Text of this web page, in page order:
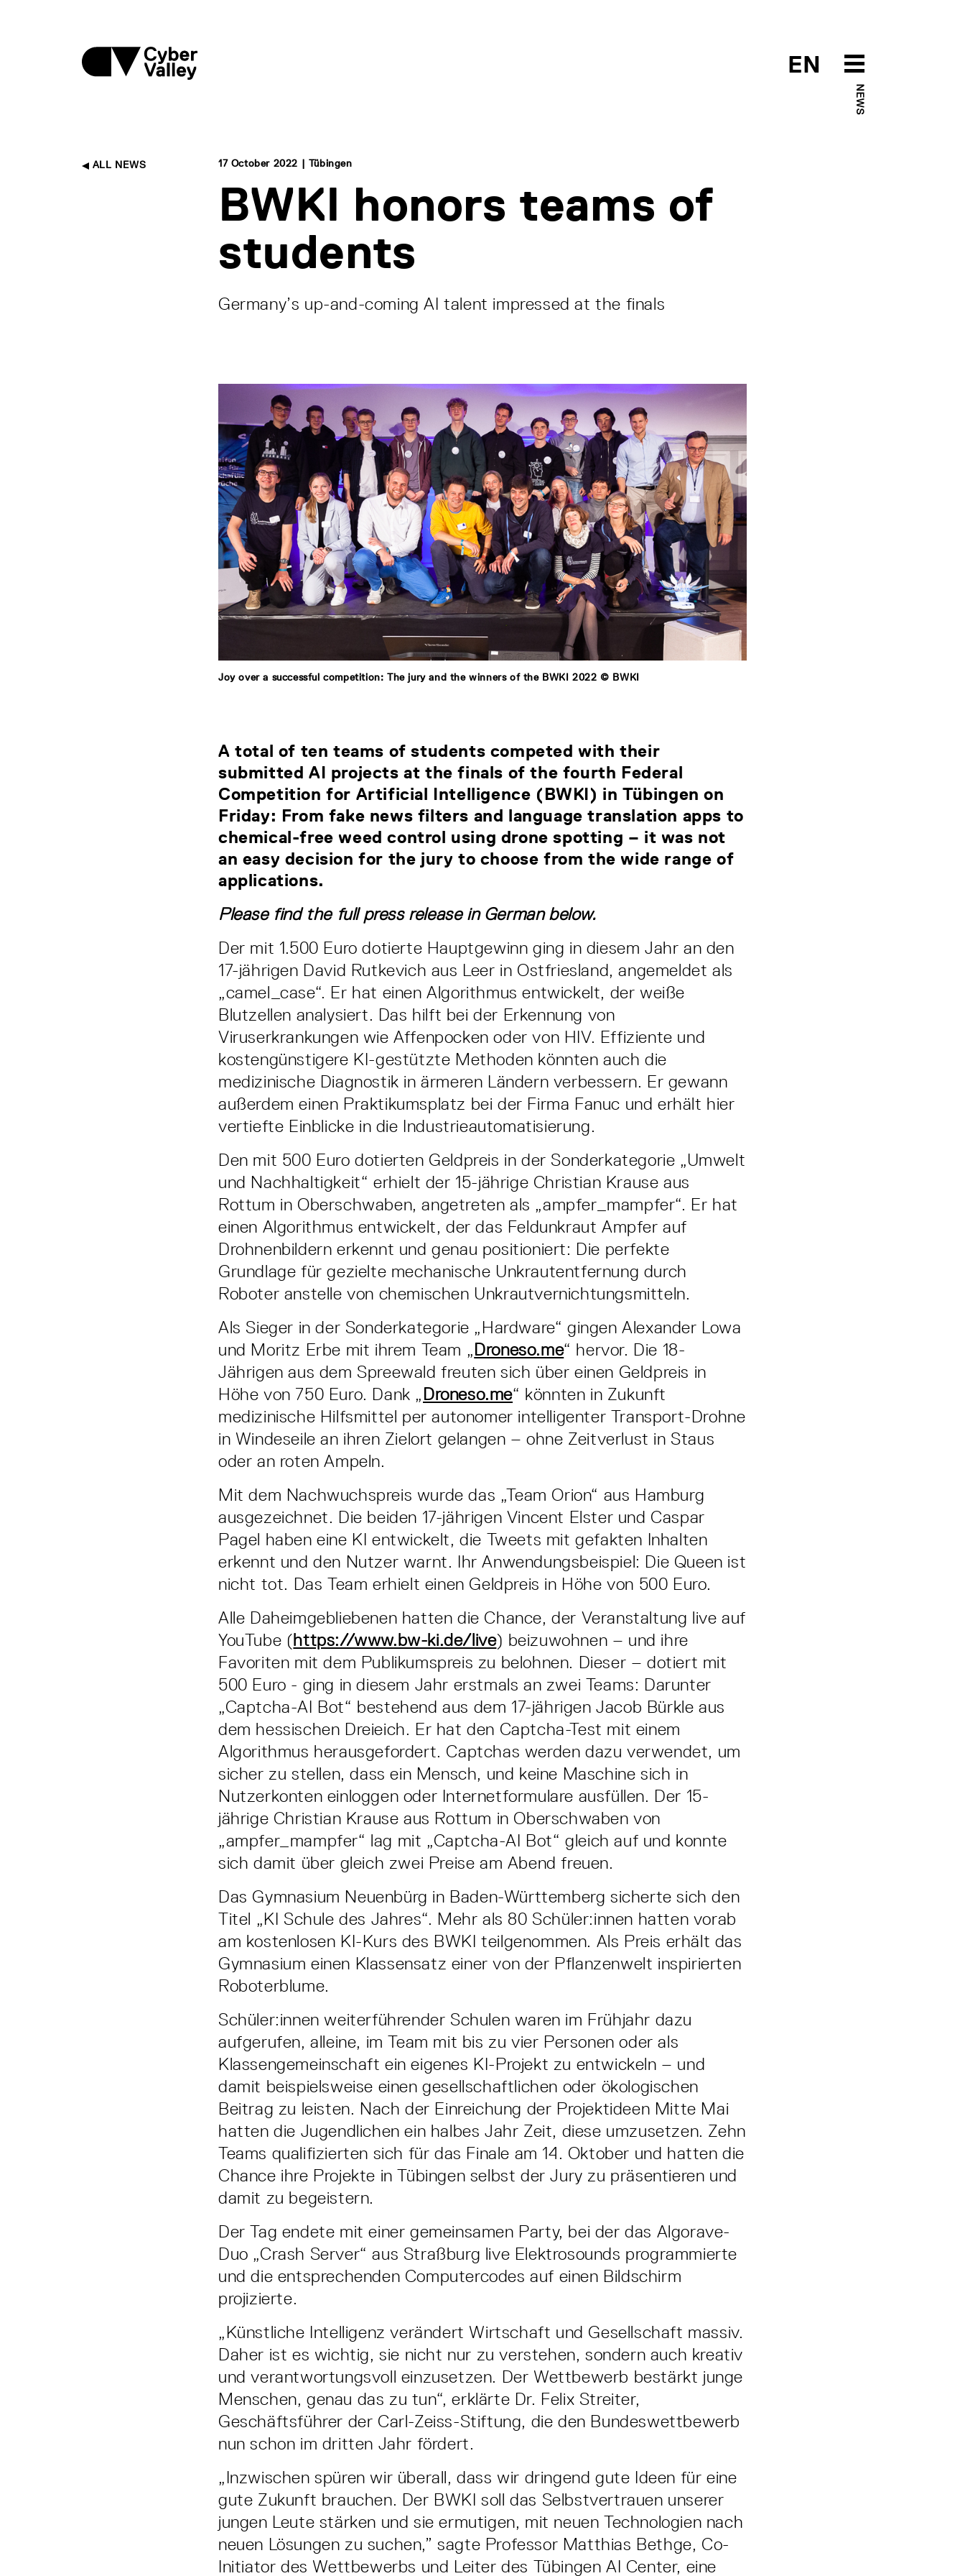
EN
NEWS
ALL NEWS 17 October 2022 | Tübingen
BWKI honors teams of
students
Germany’s up-and-coming AI talent impressed at the finals
Joy over a successful competition: The jury and the winners of the BWKI 2022 © BWKI
A total of ten teams of students competed with their
submitted AI projects at the finals of the fourth Federal
Competition for Artificial Intelligence (BWKI) in Tübingen on
Friday: From fake news filters and language translation apps to
chemical-free weed control using drone spotting – it was not
an easy decision for the jury to choose from the wide range of
applications.
Please find the full press release in German below.
Der mit 1.500 Euro dotierte Hauptgewinn ging in diesem Jahr an den
17-jährigen David Rutkevich aus Leer in Ostfriesland, angemeldet als
„camel_case“. Er hat einen Algorithmus entwickelt, der weiße
Blutzellen analysiert. Das hilft bei der Erkennung von
Viruserkrankungen wie Affenpocken oder von HIV. Effiziente und
kostengünstigere KI-gestützte Methoden könnten auch die
medizinische Diagnostik in ärmeren Ländern verbessern. Er gewann
außerdem einen Praktikumsplatz bei der Firma Fanuc und erhält hier
vertiefte Einblicke in die Industrieautomatisierung.
Den mit 500 Euro dotierten Geldpreis in der Sonderkategorie „Umwelt
und Nachhaltigkeit“ erhielt der 15-jährige Christian Krause aus
Rottum in Oberschwaben, angetreten als „ampfer_mampfer“. Er hat
einen Algorithmus entwickelt, der das Feldunkraut Ampfer auf
Drohnenbildern erkennt und genau positioniert: Die perfekte
Grundlage für gezielte mechanische Unkrautentfernung durch
Roboter anstelle von chemischen Unkrautvernichtungsmitteln.
Als Sieger in der Sonderkategorie „Hardware“ gingen Alexander Lowa
und Moritz Erbe mit ihrem Team „Droneso.me“ hervor. Die 18-
Jährigen aus dem Spreewald freuten sich über einen Geldpreis in
Höhe von 750 Euro. Dank „Droneso.me“ könnten in Zukunft
medizinische Hilfsmittel per autonomer intelligenter Transport-Drohne
in Windeseile an ihren Zielort gelangen – ohne Zeitverlust in Staus
oder an roten Ampeln.
Mit dem Nachwuchspreis wurde das „Team Orion“ aus Hamburg
ausgezeichnet. Die beiden 17-jährigen Vincent Elster und Caspar
Pagel haben eine KI entwickelt, die Tweets mit gefakten Inhalten
erkennt und den Nutzer warnt. Ihr Anwendungsbeispiel: Die Queen ist
nicht tot. Das Team erhielt einen Geldpreis in Höhe von 500 Euro.
Alle Daheimgebliebenen hatten die Chance, der Veranstaltung live auf
YouTube (https://www.bw-ki.de/live) beizuwohnen – und ihre
Favoriten mit dem Publikumspreis zu belohnen. Dieser – dotiert mit
500 Euro - ging in diesem Jahr erstmals an zwei Teams: Darunter
„Captcha-AI Bot“ bestehend aus dem 17-jährigen Jacob Bürkle aus
dem hessischen Dreieich. Er hat den Captcha-Test mit einem
Algorithmus herausgefordert. Captchas werden dazu verwendet, um
sicher zu stellen, dass ein Mensch, und keine Maschine sich in
Nutzerkonten einloggen oder Internetformulare ausfüllen. Der 15-
jährige Christian Krause aus Rottum in Oberschwaben von
„ampfer_mampfer“ lag mit „Captcha-AI Bot“ gleich auf und konnte
sich damit über gleich zwei Preise am Abend freuen.
Das Gymnasium Neuenbürg in Baden-Württemberg sicherte sich den
Titel „KI Schule des Jahres“. Mehr als 80 Schüler:innen hatten vorab
am kostenlosen KI-Kurs des BWKI teilgenommen. Als Preis erhält das
Gymnasium einen Klassensatz einer von der Pflanzenwelt inspirierten
Roboterblume.
Schüler:innen weiterführender Schulen waren im Frühjahr dazu
aufgerufen, alleine, im Team mit bis zu vier Personen oder als
Klassengemeinschaft ein eigenes KI-Projekt zu entwickeln – und
damit beispielsweise einen gesellschaftlichen oder ökologischen
Beitrag zu leisten. Nach der Einreichung der Projektideen Mitte Mai
hatten die Jugendlichen ein halbes Jahr Zeit, diese umzusetzen. Zehn
Teams qualifizierten sich für das Finale am 14. Oktober und hatten die
Chance ihre Projekte in Tübingen selbst der Jury zu präsentieren und
damit zu begeistern.
Der Tag endete mit einer gemeinsamen Party, bei der das Algorave-
Duo „Crash Server“ aus Straßburg live Elektrosounds programmierte
und die entsprechenden Computercodes auf einen Bildschirm
projizierte.
„Künstliche Intelligenz verändert Wirtschaft und Gesellschaft massiv.
Daher ist es wichtig, sie nicht nur zu verstehen, sondern auch kreativ
und verantwortungsvoll einzusetzen. Der Wettbewerb bestärkt junge
Menschen, genau das zu tun“, erklärte Dr. Felix Streiter,
Geschäftsführer der Carl-Zeiss-Stiftung, die den Bundeswettbewerb
nun schon im dritten Jahr fördert.
„Inzwischen spüren wir überall, dass wir dringend gute Ideen für eine
gute Zukunft brauchen. Der BWKI soll das Selbstvertrauen unserer
jungen Leute stärken und sie ermutigen, mit neuen Technologien nach
neuen Lösungen zu suchen,” sagte Professor Matthias Bethge, Co-
Initiator des Wettbewerbs und Leiter des Tübingen AI Center, eine